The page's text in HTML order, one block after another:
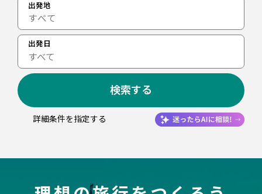
出発地
出発日
すべて
検索する
詳細条件を指定する